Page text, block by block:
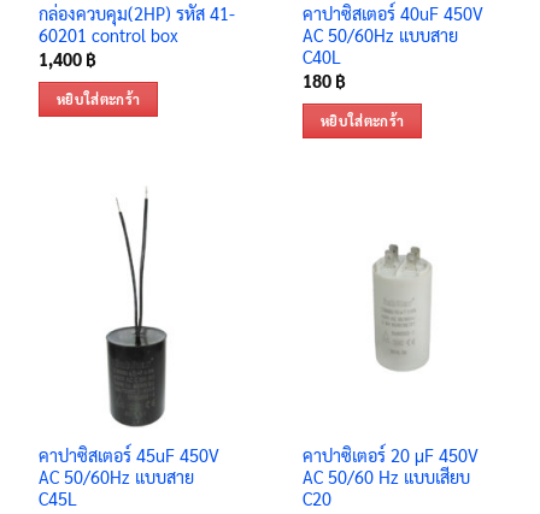
กล่องควบคุม(2HP) รหัส 41-
60201 control box
1,400 ฿
หยิบใส่ตะกร้า
คาปาซิสเตอร์ 40uF 450V
AC 50/60Hz แบบสาย
C40L
180 ฿
หยิบใส่ตะกร้า
คาปาซิสเตอร์ 45uF 450V
AC 50/60Hz แบบสาย
C45L
คาปาซิเตอร์ 20 μF 450V
AC 50/60 Hz แบบเสียบ
C20